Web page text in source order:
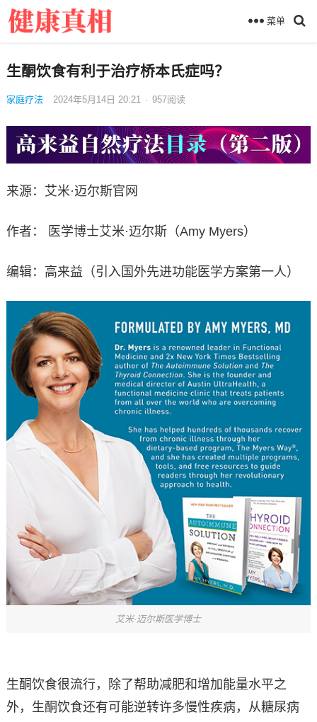
菜单
生酮饮食有利于治疗桥本氏症吗？
家庭疗法 2024年5月14日 20:21 · 957阅读
来源：艾米·迈尔斯官网
作者： 医学博士艾米·迈尔斯（Amy Myers）
编辑：高来益（引入国外先进功能医学方案第一人）
艾米·迈尔斯医学博士
生酮饮食很流行，除了帮助减肥和增加能量水平之
外，生酮饮食还有可能逆转许多慢性疾病，从糖尿病